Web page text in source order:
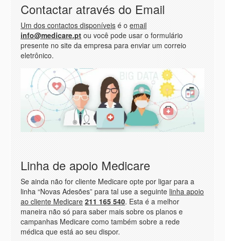
Contactar através do Email
Um dos contactos disponíveis é o email
info@medicare.pt ou você pode usar o formulário
presente no site da empresa para enviar um correio
eletrônico.
Linha de apoio Medicare
Se ainda não for cliente Medicare opte por ligar para a
linha “Novas Adesões” para tal use a seguinte linha apoio
ao cliente Medicare 211 165 540. Esta é a melhor
maneira não só para saber mais sobre os planos e
campanhas Medicare como também sobre a rede
médica que está ao seu dispor.